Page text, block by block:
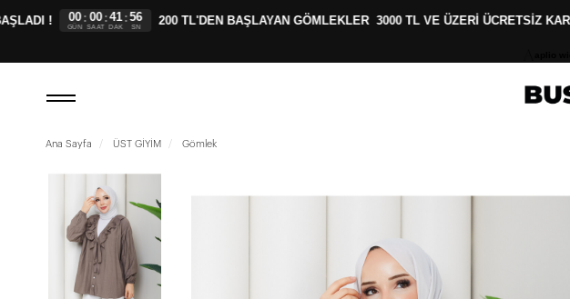
! 00 00
SAAT
: 41
DAK
:55
SN 200 TL'DEN BAŞLAYAN GÖMLEKLER 3000 TL VE ÜZERİ ÜCRETSİZ KARGO
Ana Sayfa ÜST GİYİM Gömlek